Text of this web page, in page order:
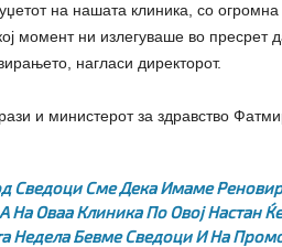
на нашата клиника, со
момент ни излегуваше во пресрет
нагласи директорот.
и министерот за здравство
Сведоци Сме Дека Имаме
А На Оваа Клиника По Овој Настан
Недела Бевме Сведоци И На